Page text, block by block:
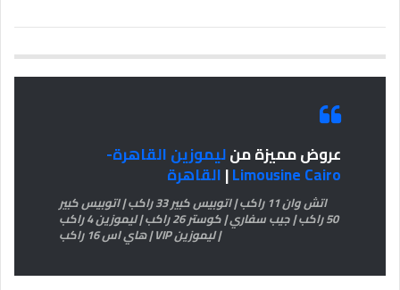
عروض مميزة منليموزين القاهرة-
Limousine Cairo
|القاهرة
اتش وان 11 راكب | اتوبيس كبير 33 راكب | اتوبيس كبير
50 راكب | جيب سفاري | كوستر 26 راكب | ليموزين 4 راكب
| ليموزين VIP | هاي اس 16 راكب